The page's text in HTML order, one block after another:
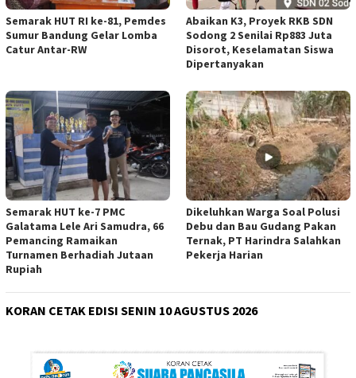
Semarak HUT RI ke-81, Pemdes
Sumur Bandung Gelar Lomba
Catur Antar-RW
Abaikan K3, Proyek RKB SDN
Sodong 2 Senilai Rp883 Juta
Disorot, Keselamatan Siswa
Dipertanyakan
Semarak HUT ke-7 PMC
Galatama Lele Ari Samudra, 66
Pemancing Ramaikan
Turnamen Berhadiah Jutaan
Rupiah
Dikeluhkan Warga Soal Polusi
Debu dan Bau Gudang Pakan
Ternak, PT Harindra Salahkan
Pekerja Harian
KORAN CETAK EDISI SENIN 10 AGUSTUS 2026